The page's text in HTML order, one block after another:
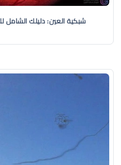
شبكية العين: دليلك الشامل